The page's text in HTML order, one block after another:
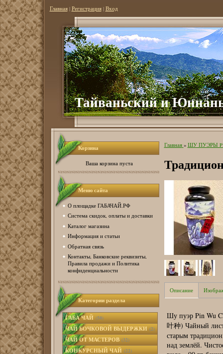
Главная| Регистрация| Вход
Тайваньский и
Корзина
Ваша корзина пуста
Меню сайта
О площадке ГАБАЧАЙ.РФ
Система скидок, оплаты и доставки
Каталог магазина
Информация и статьи
Обратная связь
Контакты, Банковские реквизиты,
Правила продажи и Политика
конфиденциальности
Категории раздела
ГАБА ЧАЙ(50)
ЧАЙ БОЧКОВОЙ ВЫДЕРЖКИ(2)
ЧАЙ ОТ МАСТЕРОВ(32)
КОНКУРСНЫЙ ЧАЙ(22)
Главная » ШУ ПУЭРЫ
Описание
Шу пуэр Pin Wu
叶种) Чайный
старым
над землёй.